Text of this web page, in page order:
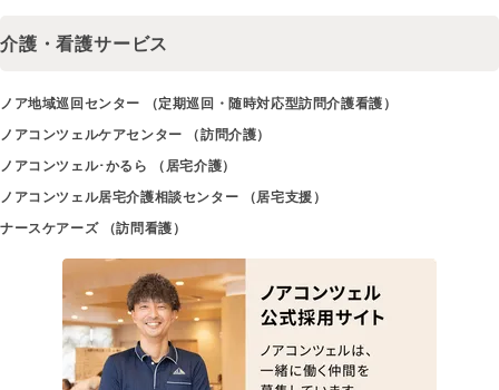
介護・看護サービス
ノア地域巡回センター （定期巡回・随時対応型訪問介護看護）
ノアコンツェルケアセンター （訪問介護）
ノアコンツェル･かるら （居宅介護）
ノアコンツェル居宅介護相談センター （居宅支援）
ナースケアーズ （訪問看護）